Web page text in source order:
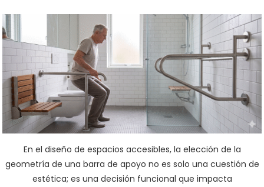
En el diseño de espacios accesibles, la elección de la
geometría de una barra de apoyo no es solo una cuestión de
estética; es una decisión funcional que impacta